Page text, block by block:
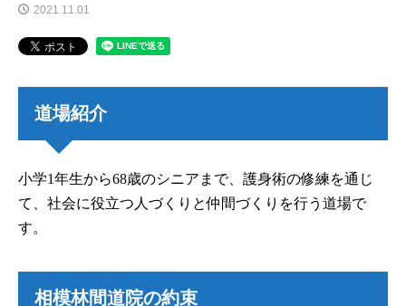
2021.11.01
道場紹介
小学1年生から68歳のシニアまで、護身術の修練を通じ
て、社会に役立つ人づくりと仲間づくりを行う道場で
す。
相模林間道院の約束